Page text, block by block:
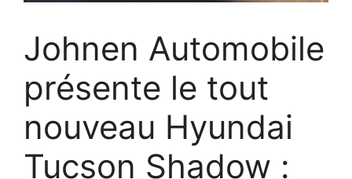
Johnen Automobile
présente le tout
nouveau Hyundai
Tucson Shadow :